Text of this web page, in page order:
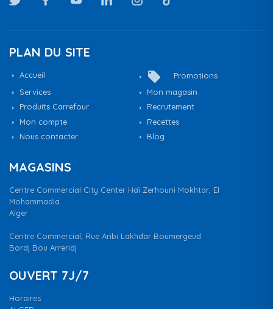
PLAN DU SITE
Accueil local_offer
Promotions
Services
Mon magasin
Produits Carrefour
Recrutement
Mon compte
Recettes
Nous contacter
Blog
MAGASINS
Centre Commercial City Center Haï Zerhouni Mokhtar, El
Mohammadia.
Alger
Centre Commercial, Rue Aribi Lakhdar Boumergeud
Bordj Bou Arreridj
OUVERT 7J/7
Horaires